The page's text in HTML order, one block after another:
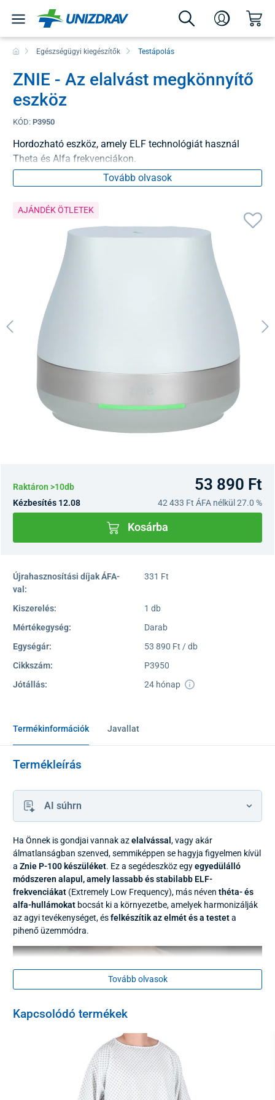
Egészségügyi kiegészítők Testápolás
ZNIE - Az elalvást megkönnyítő
eszköz
KÓD: P3950
Hordozható eszköz, amely ELF technológiát használ
Theta és Alfa frekvenciákon.
Tovább olvasok
AJÁNDÉK ÖTLETEK
Raktáron >10db 53 890 Ft
Kézbesítés 12.08 42 433 Ft ÁFA nélkül 27.0 %
Kosárba
Újrahasznosítási díjak ÁFA-
val:
331 Ft
Kiszerelés:
1 db
Mértékegység:
Darab
Egységár:
53 890 Ft / db
Cikkszám:
P3950
Jótállás:
24 hónap
Termékinformációk Javallat
Termékleírás
AI súhrn
Ha Önnek is gondjai vannak azelalvással, vagy akár
álmatlanságban szenved, semmiképpen se hagyja figyelmen kívül
a Znie P-100 készüléket. Ez a segédeszköz egyegyedülálló
módszeren alapul, amely lassabb és stabilabb ELF-
frekvenciákat (Extremely Low Frequency), más néven théta- és
alfa-hullámokat bocsát ki a környezetbe, amelyek harmonizálják
az agyi tevékenységet, ésfelkészítik az elmét és a testeta
pihenő üzemmódra.
Tovább olvasok
Kapcsolódó termékek